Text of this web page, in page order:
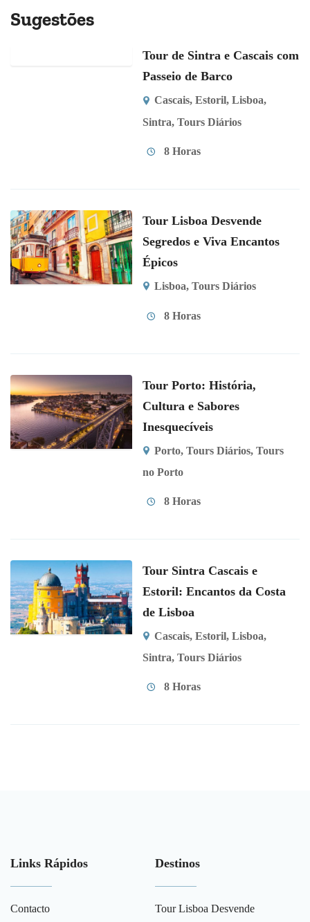
Sugestões
Tour de Sintra e Cascais com
Passeio de Barco
Cascais, Estoril, Lisboa,
Sintra, Tours Diários
8 Horas
Tour Lisboa Desvende
Segredos e Viva Encantos
Épicos
Lisboa, Tours Diários
8 Horas
Tour Porto: História,
Cultura e Sabores
Inesquecíveis
Porto, Tours Diários, Tours
no Porto
8 Horas
Tour Sintra Cascais e
Estoril: Encantos da Costa
de Lisboa
Cascais, Estoril, Lisboa,
Sintra, Tours Diários
8 Horas
Links Rápidos
Contacto
Destinos
Tour Lisboa Desvende